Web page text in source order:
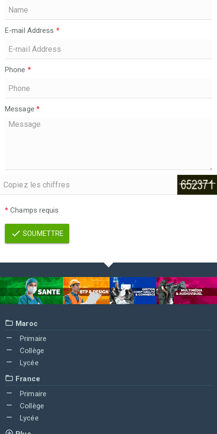
E-mail Address *
Phone *
Message *
* Champs requis
SOUMETTRE
Maroc
Primaire
Collège
Lycée
France
Primaire
Collège
Lycée